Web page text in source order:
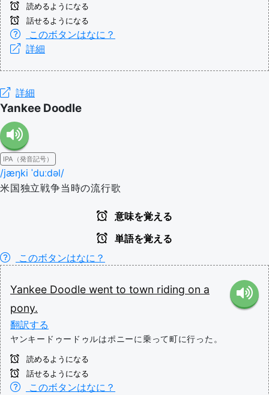
読めるようになる
話せるようになる
このボタンはなに？
詳細
詳細
Yankee Doodle
IPA（発音記号）
/jæŋki ˈduːdəl/
米国独立戦争当時の流行歌
意味を覚える
単語を覚える
このボタンはなに？
Yankee Doodle went to town riding on a
pony.
翻訳する
ヤンキードゥードゥルはポニーに乗って町に行った。
読めるようになる
話せるようになる
このボタンはなに？